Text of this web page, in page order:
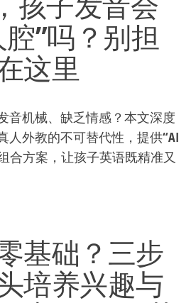
”吗？别担
这里
音机械、缺乏情感？本文深度
人外教的不可替代性，提供“AI
合方案，让孩子英语既精准又
基础？三步
培养兴趣与